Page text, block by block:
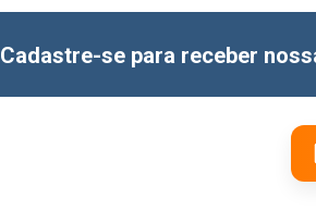
Cadastre-se para receber